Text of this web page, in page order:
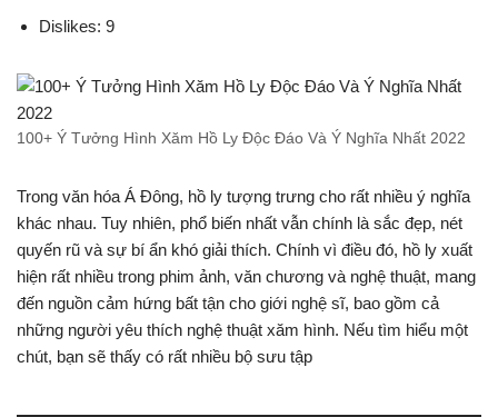
Dislikes: 9
100+ Ý Tưởng Hình Xăm Hồ Ly Độc Đáo Và Ý Nghĩa Nhất 2022
Trong văn hóa Á Đông, hồ ly tượng trưng cho rất nhiều ý nghĩa
khác nhau. Tuy nhiên, phổ biến nhất vẫn chính là sắc đẹp, nét
quyến rũ và sự bí ẩn khó giải thích. Chính vì điều đó, hồ ly xuất
hiện rất nhiều trong phim ảnh, văn chương và nghệ thuật, mang
đến nguồn cảm hứng bất tận cho giới nghệ sĩ, bao gồm cả
những người yêu thích nghệ thuật xăm hình. Nếu tìm hiểu một
chút, bạn sẽ thấy có rất nhiều bộ sưu tập